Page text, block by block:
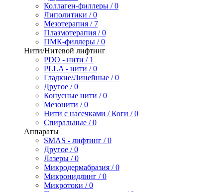
Коллаген-филлеры / 0
Липолитики / 0
Мезотерапия / 7
Плазмотерапия / 0
ПМК-филлеры / 0
Нити/Нитевой лифтинг
PDO - нити / 1
PLLA - нити / 0
Гладкие/Линейные / 0
Другое / 0
Конусные нити / 0
Мезонити / 0
Нити с насечками / Коги / 0
Спиральные / 0
Аппараты
SMAS - лифтинг / 0
Другое / 0
Лазеры / 0
Микродермабразия / 0
Микронидлинг / 0
Микротоки / 0